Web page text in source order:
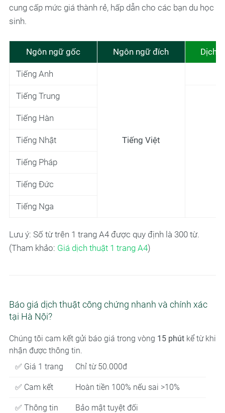
cung cấp mức giá thành rẻ, hấp dẫn cho các bạn du học
sinh.
Ngôn ngữ gốc Ngôn ngữ đích Dịch
Tiếng Anh
Tiếng Việt
Tiếng Trung
Tiếng Hàn
Tiếng Nhật
Tiếng Pháp
Tiếng Đức
Tiếng Nga
Lưu ý: Số từ trên 1 trang A4 được quy định là 300 từ.
(Tham khảo: Giá dịch thuật 1 trang A4)
Báo giá dịch thuật công chứng nhanh và chính xác
tại Hà Nội?
Chúng tôi cam kết gửi báo giá trong vòng 15 phútkể từ khi
nhận được thông tin.
✅ Giá 1 trang
Chỉ từ 50.000đ
✅ Cam kết Hoàn tiền 100% nếu sai >10%
✅ Thông tin Bảo mật tuyệt đối